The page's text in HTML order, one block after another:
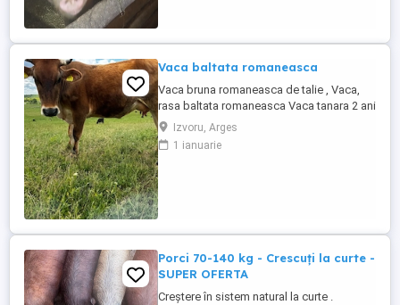
Vaca baltata romaneasca
Vaca bruna romaneasca de talie , Vaca,
rasa baltata romaneasca Vaca tanara 2 ani
jumatate prima fatare Blanda , sta la
mulsoare Varsta 2 ani jumatate , Este
montata artificial de curand(3 luni jumate )
Izvoru, Arges
1 ianuarie
Porci 70-140 kg - Crescuți la curte -
SUPER OFERTA
Creștere în sistem natural la curte .